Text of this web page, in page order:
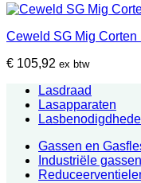
Ceweld SG Mig Corten
€ 105,92 ex btw
Lasdraad
Lasapparaten
Gassen en
Industriële gassen